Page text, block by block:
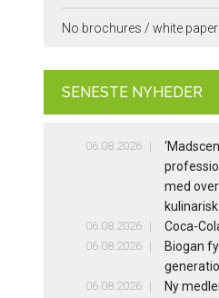
No brochures / white
SENESTE NYHEDER
06.08.2026
med
06.08.2026 Coca-
06.08.2026
Biogan
06.08.2026
Ny